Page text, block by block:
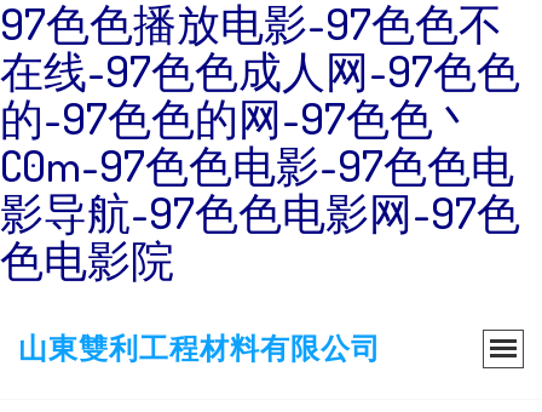
97色色播放电影-97色色不
在线-97色色成人网-97色色
的-97色色的网-97色色丶
C0m-97色色电影-97色色电
影导航-97色色电影网-97色
色电影院
山東雙利工程材料有限公司